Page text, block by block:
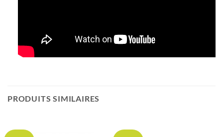
PRODUITS SIMILAIRES